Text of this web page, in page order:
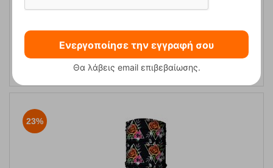
HW 20/02 Μαντήλι Λαιμού Fizan
Κωδικός: FRE-11991
15,50
23%
Ενεργοποίησε την εγγραφή σου
Θα λάβεις email επιβεβαίωσης.